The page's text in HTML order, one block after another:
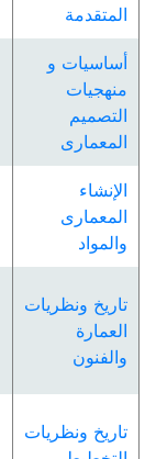
المتقدمة
أساسيات و
منهجيات
التصميم
المعمارى
الإنشاء
المعمارى
والمواد
تاريخ ونظريات
العمارة
والفنون
تاريخ ونظريات